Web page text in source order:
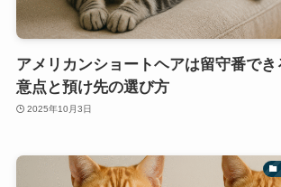
アメリカンショートヘアは留守番で
意点と預け先の選び方
2025年10月3日